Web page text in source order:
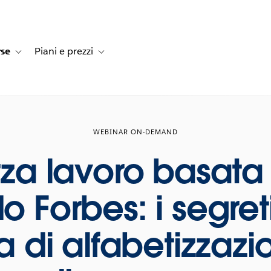
dei clientifor Soluzioni
Toggle sub-navigation for Risorse
Piani e prezzi Toggle sub-navigation for Piani e prezzi
WEBINAR ON-DEMAND
lavoro
Forbes: i
di